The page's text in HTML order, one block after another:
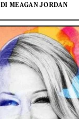
DI MEAGAN JORDAN